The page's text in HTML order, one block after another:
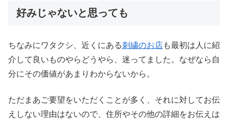
好みじゃないと思っても
ちなみにワタクシ、近くにある刺繍のお店も最初は人に紹
介して良いものやらどうやら、迷ってました。なぜなら自
分にその価値があまりわからないから。
ただまあご要望をいただくことが多く、それに対してお伝
えしない理由はないので、住所やその他の詳細をお伝えは